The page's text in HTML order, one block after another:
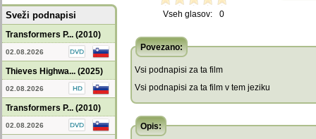
Sveži podnapisi
Transformers P... (2010)
02.08.2026
Thieves Highwa... (2025)
02.08.2026
Transformers P... (2010)
02.08.2026
Vseh glasov: 0
Povezano:
Vsi podnapisi za ta film
Vsi podnapisi za ta film v tem jeziku
Opis: